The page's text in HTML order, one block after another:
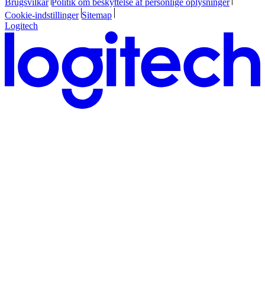
Brugsvilkår Politik om beskyttelse af personlige oplysninger
Cookie-indstillinger Sitemap
Logitech